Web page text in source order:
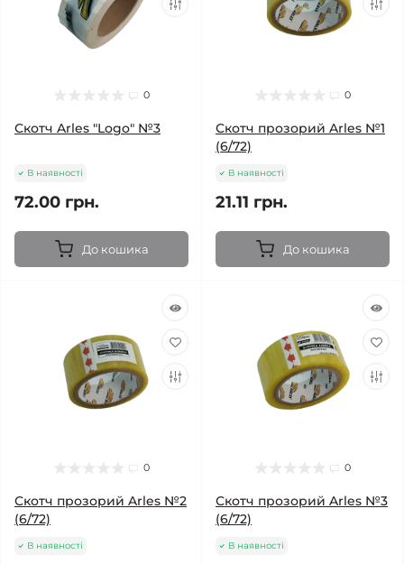
0
Скотч Arles "Logo" №3
В наявності
72.00 грн.
До кошика
0
Скотч прозорий Arles №1
(6/72)
В наявності
21.11 грн.
До кошика
0
Скотч прозорий Arles №2
(6/72)
В наявності
0
Скотч прозорий Arles №3
(6/72)
В наявності